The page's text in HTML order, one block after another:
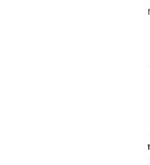
ter sveže priredbe
proslavi je sledila še pogostitev